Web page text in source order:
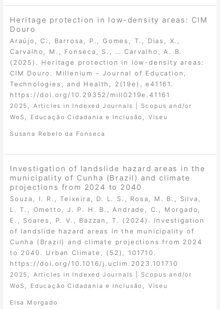
Heritage protection in low-density areas: CIM
Douro
Araújo, C., Barrosa, P., Gomes, T., Dias, X.,
Carvalho, M., Fonseca, S., … Carvalho, A. B.
(2025). Heritage protection in low-density areas:
CIM Douro. Millenium – Journal of Education,
Technologies, and Health, 2(19e), e41161.
https://doi.org/10.29352/mill0219e.41161
2025 , Articles in Indexed Journals | Scopus and/or
WoS , Educação Cidadania e Inclusão , Viseu
Susana Rebelo da Fonseca
Investigation of landslide hazard areas in the
municipality of Cunha (Brazil) and climate
projections from 2024 to 2040
Souza, I. R., Teixeira, D. L. S., Rosa, M. B., Silva,
L. T., Ometto, J. P. H. B., Andrade, C., Morgado,
E., Soares, P. V., Bazzan, T. (2024). Investigation
of landslide hazard areas in the municipality of
Cunha (Brazil) and climate projections from 2024
to 2040. Urban Climate, (52), 101710.
https://doi.org/10.1016/j.uclim.2023.101710
2025
Articles in Indexed Journals | Scopus and/or
WoS
Educação Cidadania e Inclusão Viseu
Elsa Morgado